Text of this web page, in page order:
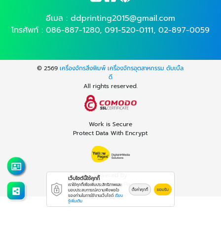
อีเมล : ddprinting2015@gmail.com
โทรศัพท์ : 086-887-1280, 091-520-0111, 02-897-0059
© 2569เครื่องจักรสิ่งพิมพ์ เครื่องจักรอุตสาหกรรม ดับเบิ้ล
ดี
All rights reserved.
Work is Secure
Protect Data With Encrypt
Powered By
Thailand YellowPages
เว็บไซต์นี้ใช้คุกกี้
เราใช้คุกกี้เพื่อเพิ่มประสิทธิภาพและ
มอบประสบการณ์ความพึงพอใจ
ของท่านในการใช้งานเว็บไซต์ เรียน
รู้เพิ่มเติม
ตั้งค่าคุกกี้ ยอมรับ